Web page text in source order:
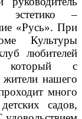
эстетико –
«Русь». При
Культуры
любителей
который с
нашего
много
садов,